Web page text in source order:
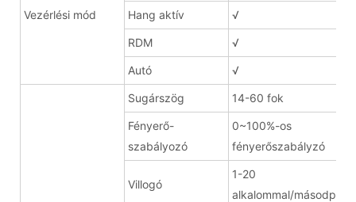
Vezérlési mód Hang aktív √
RDM √
Autó √
Sugárszög 14-60 fok
Fényerő-
szabályozó
0~100%-os
fényerőszabályzó
Villogó
1-20
alkalommal/másodperc